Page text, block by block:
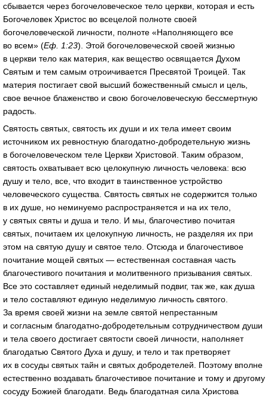
сбывается через богочеловеческое тело церкви, которая и есть
Богочеловек Христос во всецелой полноте своей
богочеловеческой личности, полноте «Наполняющего все
во всем» (Еф. 1:23). Этой богочеловеческой своей жизнью
в церкви тело как материя, как вещество освящается Духом
Святым и тем самым отроичивается Пресвятой Троицей. Так
материя постигает свой высший божественный смысл и цель,
свое вечное блаженство и свою богочеловеческую бессмертную
радость.
Святость святых, святость их души и их тела имеет своим
источником их ревностную благодатно-добродетельную жизнь
в богочеловеческом теле Церкви Христовой. Таким образом,
святость охватывает всю целокупную личность человека: всю
душу и тело, все, что входит в таинственное устройство
человеческого существа. Святость святых не содержится только
в их душе, но неминуемо распространяется и на их тело,
у святых святы и душа и тело. И мы, благочестиво почитая
святых, почитаем их целокупную личность, не разделяя их при
этом на святую душу и святое тело. Отсюда и благочестивое
почитание мощей святых — естественная составная часть
благочестивого почитания и молитвенного призывания святых.
Все это составляет единый неделимый подвиг, так же, как душа
и тело составляют единую неделимую личность святого.
За время своей жизни на земле святой непрестанным
и согласным благодатно-добродетельным сотрудничеством души
и тела своего достигает святости своей личности, наполняет
благодатью Святого Духа и душу, и тело и так претворяет
их в сосуды святых тайн и святых добродетелей. Поэтому вполне
естественно воздавать благочестивое почитание и тому и другому
сосуду Божией благодати. Ведь благодатная сила Христова